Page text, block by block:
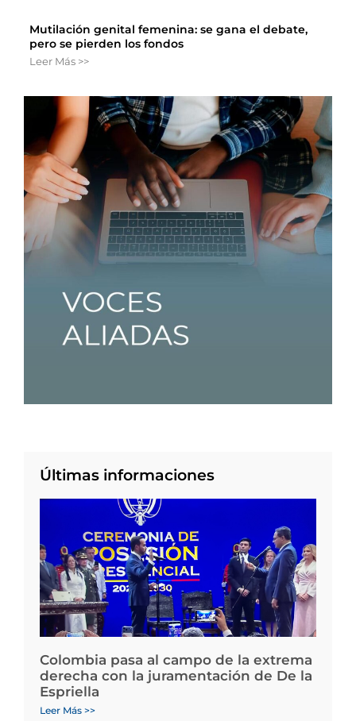
Mutilación genital femenina: se gana el debate,
pero se pierden los fondos
Leer Más >>
Últimas informaciones
Colombia pasa al campo de la extrema
derecha con la juramentación de De la
Espriella
Leer Más >>